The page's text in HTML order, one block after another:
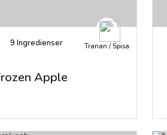
9 Ingredienser
Apple
Tranan / Spisa